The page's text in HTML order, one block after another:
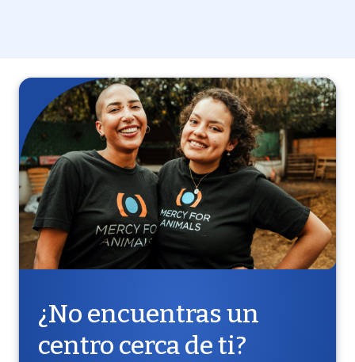
¿No encuentras un
centro cerca de ti?